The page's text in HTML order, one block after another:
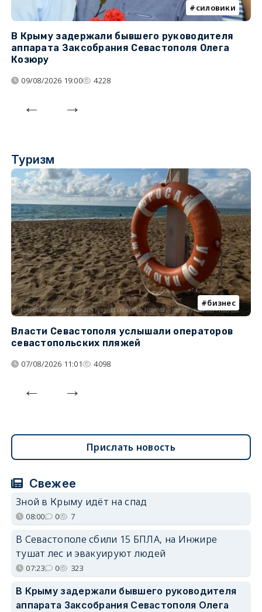
силовики
В Крыму задержали бывшего руководителя
аппарата Заксобрания Севастополя Олега
Козюру
09/08/2026 19:00 4228
Туризм
бизнес
Власти Севастополя услышали операторов
севастопольских пляжей
07/08/2026 11:01 4098
Прислать новость
Свежее
Зной в Крыму идёт на спад
08:00 0 7
В Севастополе сбили 15 БПЛА, на Инжире
тушат лес и эвакуируют людей
07:23 0 323
В Крыму задержали бывшего руководителя
аппарата Заксобрания Севастополя Олега